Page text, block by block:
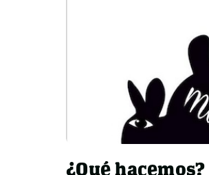
¿Qué hacemos?